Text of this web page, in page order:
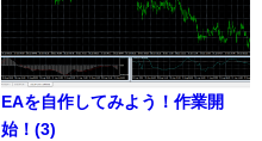
EAを自作してみよう！作業開
始！(3)